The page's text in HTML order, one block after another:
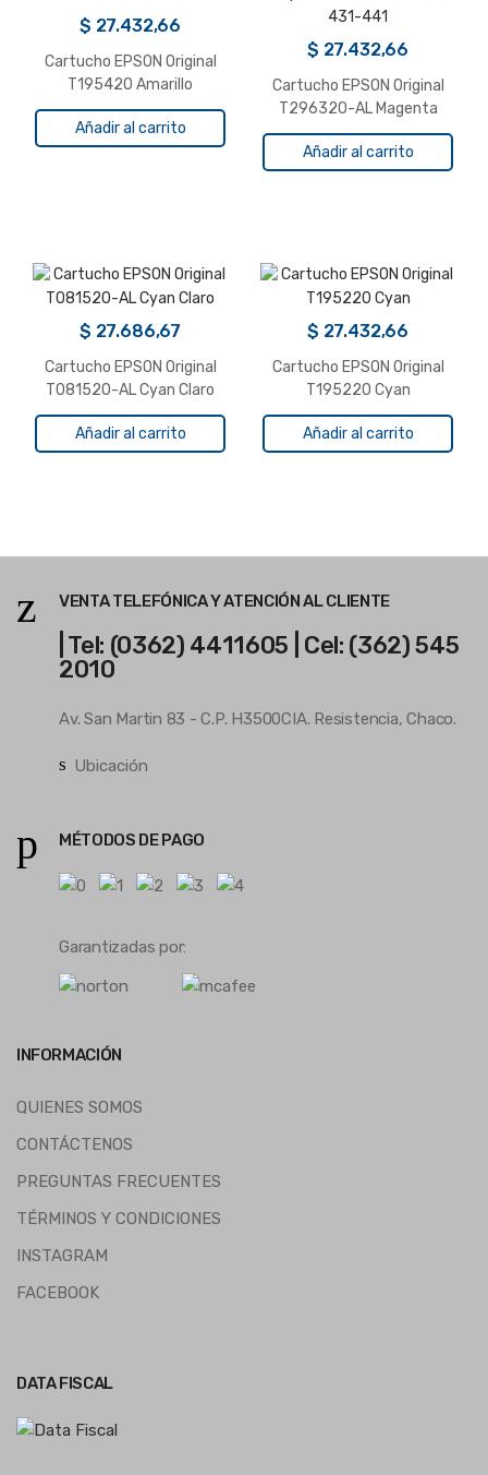
$ 27.432,66
Cartucho EPSON Original
T195420 Amarillo
Añadir al carrito
$ 27.432,66
Cartucho EPSON Original
T296320-AL Magenta
Expression XP-231-241-
431-441
Añadir al carrito
$ 27.686,67
Cartucho EPSON Original
T081520-AL Cyan Claro
Añadir al carrito
$ 27.432,66
Cartucho EPSON Original
T195220 Cyan
Añadir al carrito
VENTA TELEFÓNICA Y ATENCIÓN AL CLIENTE
| Tel: (0362) 4411605 | Cel: (362) 545
2010
Av. San Martin 83 - C.P. H3500CIA. Resistencia, Chaco.
Ubicación
MÉTODOS DE PAGO
Garantizadas por:
INFORMACIÓN
QUIENES SOMOS
CONTÁCTENOS
PREGUNTAS FRECUENTES
TÉRMINOS Y CONDICIONES
INSTAGRAM
FACEBOOK
DATA FISCAL